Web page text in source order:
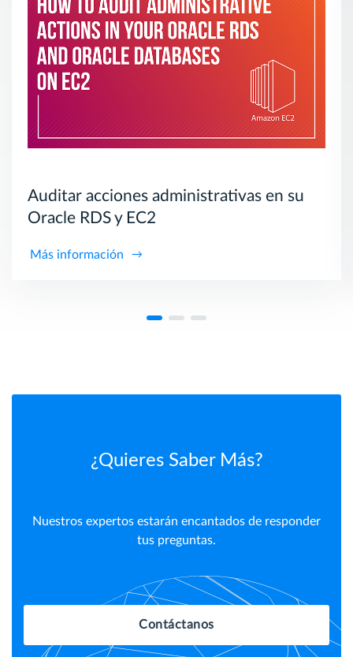
Auditar acciones administrativas en su
Oracle RDS y EC2
Más información
¿Quieres Saber Más?
Nuestros expertos estarán encantados de responder
tus preguntas.
Contáctanos